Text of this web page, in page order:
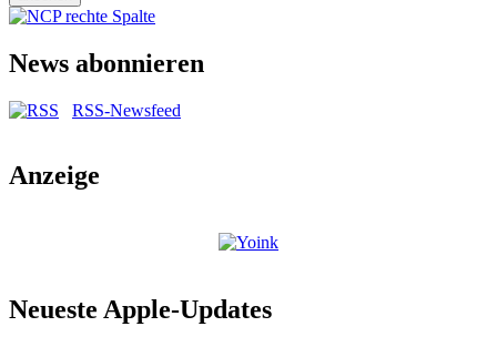
News abonnieren
RSS-Newsfeed
Anzeige
Neueste Apple-Updates